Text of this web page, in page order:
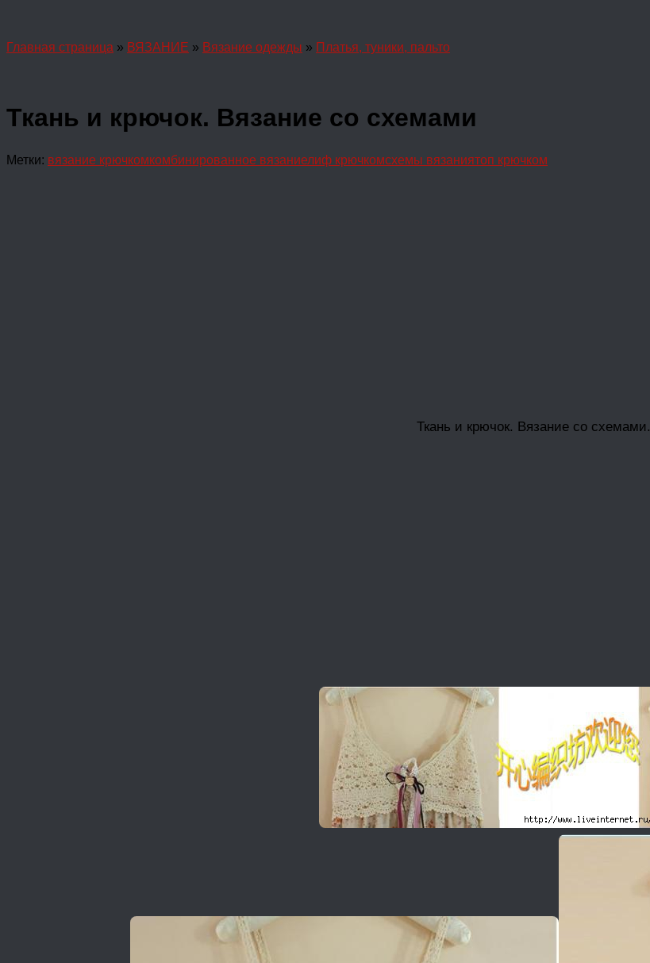
Главная страница » ВЯЗАНИЕ » Вязание одежды » Платья, туники, пальто
Ткань и крючок. Вязание со схемами
Метки: вязание крючкомкомбинированное вязаниелиф крючкомсхемы вязаниятоп крючком
Ткань и крючок. Вязание со схемами.